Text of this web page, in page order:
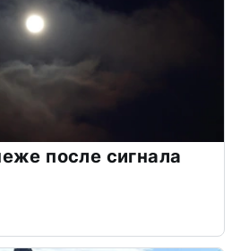
после сигнала